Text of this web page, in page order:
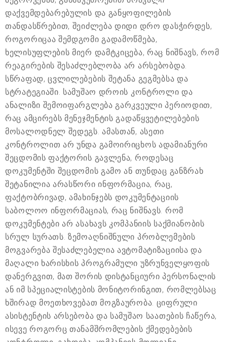
დაქვემდებარებულის და განყოფილების
თანდასწრებით, შეიძლება დიდი დრო დასჭირდეს,
როგორიცაა შემდგომი გადამოწმება,
ხელისუფლების მიერ დამტკიცება, რაც ნიშნავს, რომ
რეაგირების შესაძლებლობა არ არსებობდა.
სწრაფად, ცვლილებების შეტანა გეგმებსა და
სტრატეგიაში. სამუშაო დროის კონტროლი და
ანალიზი შემოიფარგლება გარკვეული პერიოდით,
რაც ამცირებს მენეჯმენტის გადაწყვეტილებების
მოსალოდნელ შედეგს. ამასთან, ასეთი
კონტროლით არ უნდა გამოირიცხოს ადამიანური
შეცდომის ფაქტორის გავლენა, როდესაც
დოკუმენტში შეცდომის გამო ან თუნდაც განზრახ
შეტანილია არასწორი ინფორმაცია, რაც,
ფაქტობრივად, ამახინჯებს დოკუმენტაციის
საბოლოო ინფორმაციას, რაც ნიშნავს. რომ
დოკუმენტები არ ასახავს კომპანიის საქმიანობის
სრულ სურათს. ზემოაღნიშნული პრობლემების
მოგვარება შესაძლებელია ავტომატიზაციისა და
მაღალი ხარისხის პროგრამული უზრუნველყოფის
დანერგვით, მათ შორის დისტანციური პერსონალის
ან იმ სპეციალისტების მონიტორინგით, რომლებსაც
ხშირად მოეთხოვებათ მოგზაურობა. ციფრული
ასისტენტის არსებობა და სამუშაო საათების ჩაწერა,
ისევე როგორც თანამშრომლების ქმედებების